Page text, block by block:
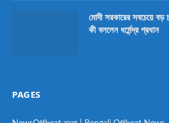
মোদী সরকারের সবচেয়ে বড়
কী বললেন ধর্মেন্দ্র প্রধান
PAGES